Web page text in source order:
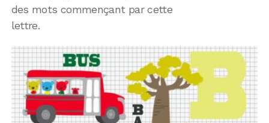
des mots commençant par cette
lettre.